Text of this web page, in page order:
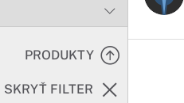
PRODUKTY
SKRYŤ FILTER